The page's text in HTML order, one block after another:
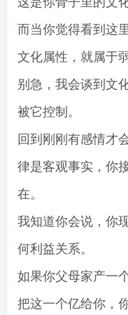
而当你觉得看到这
文化属性，就属于
别急，我会谈到文
被它控制。
回到刚刚有感情才
律是客观事实，你
在。
我知道你会说，你
何利益关系。
如果你父母家产一
把这一个亿给你，